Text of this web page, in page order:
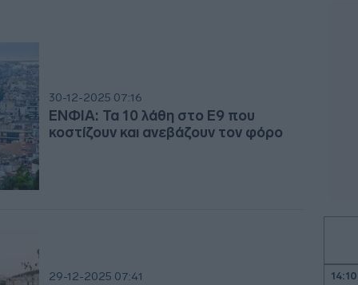
30-12-2025 07:16
ΕΝΦΙΑ: Τα 10 λάθη στο Ε9 που
κοστίζουν και ανεβάζουν τον φόρο
29-12-2025 07:41 14:10